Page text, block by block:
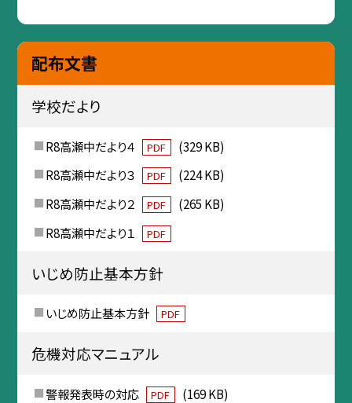
配布文書
学校だより
R8高瀬中だより４ PDF
(329 KB)
R8高瀬中だより３
PDF
(224 KB)
R8高瀬中だより２
PDF
(265 KB)
R8高瀬中だより１
PDF
いじめ防止基本方針
いじめ防止基本方針 PDF
危機対応マニュアル
警報発表時の対応 PDF
(169 KB)